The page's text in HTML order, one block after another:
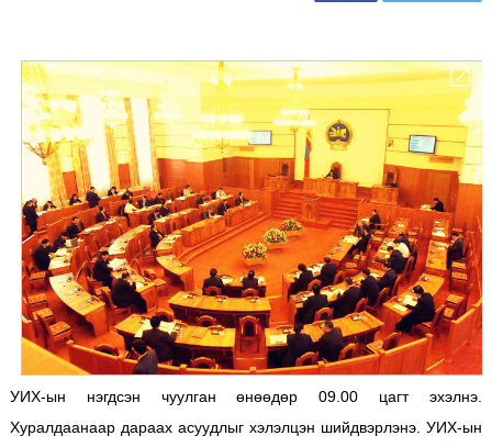
УИХ-ын нэгдсэн чуулган өнөөдөр 09.00 цагт эхэлнэ.
Хуралдаанаар дараах асуудлыг хэлэлцэн шийдвэрлэнэ. УИХ-ын